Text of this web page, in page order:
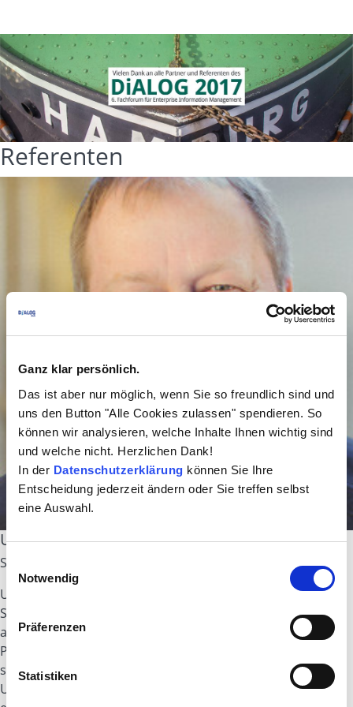
Ganz klar persönlich.
Das ist aber nur möglich, wenn Sie so freundlich sind und
uns den Button "Alle Cookies zulassen" spendieren. So
können wir analysieren, welche Inhalte Ihnen wichtig sind
und welche nicht. Herzlichen Dank!
In der Datenschutzerklärung können Sie Ihre
Entscheidung jederzeit ändern oder Sie treffen selbst
eine Auswahl.
Einwilligungsauswahl
Notwendig
Präferenzen
Statistiken
Referenten
Ulrich Schmidt
Senior Business Consultant, id-netsolutions GmbH
Ulrich Schmidt ist seit über 35 Jahren im IT-Umfeld tätig.
Seit August 2005 arbeitet er bei der id-netsolutions GmbH
als Senior Business Consultant und verantwortet als
Produktmanager die hauseigene Produktreihe docufied
sowie seit 2013 das Qualitätsmanagement des
Unternehmens. Als erfahrener Projektleiter begleitet er